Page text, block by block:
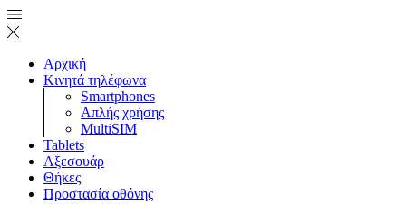
Αρχική
Κινητά τηλέφωνα
Smartphones
Απλής χρήσης
MultiSIM
Tablets
Αξεσουάρ
Θήκες
Προστασία οθόνης